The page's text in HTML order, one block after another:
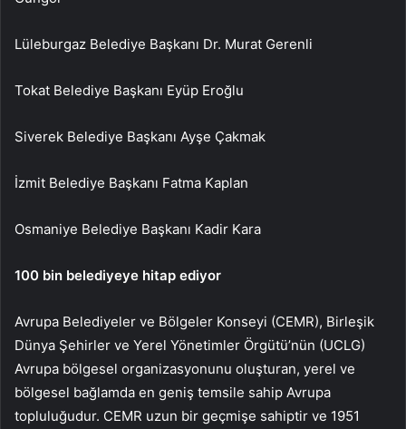
Lüleburgaz Belediye Başkanı Dr. Murat Gerenli
Tokat Belediye Başkanı Eyüp Eroğlu
Siverek Belediye Başkanı Ayşe Çakmak
İzmit Belediye Başkanı Fatma Kaplan
Osmaniye Belediye Başkanı Kadir Kara
100 bin belediyeye hitap ediyor
Avrupa Belediyeler ve Bölgeler Konseyi (CEMR), Birleşik
Dünya Şehirler ve Yerel Yönetimler Örgütü’nün (UCLG)
Avrupa bölgesel organizasyonunu oluşturan, yerel ve
bölgesel bağlamda en geniş temsile sahip Avrupa
topluluğudur. CEMR uzun bir geçmişe sahiptir ve 1951